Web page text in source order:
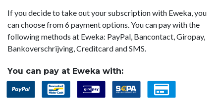
If you decide to take out your subscription with Eweka, you
can choose from 6 payment options. You can pay with the
following methods at Eweka: PayPal, Bancontact, Giropay,
Bankoverschrijving, Creditcard and SMS.
You can pay at Eweka with: